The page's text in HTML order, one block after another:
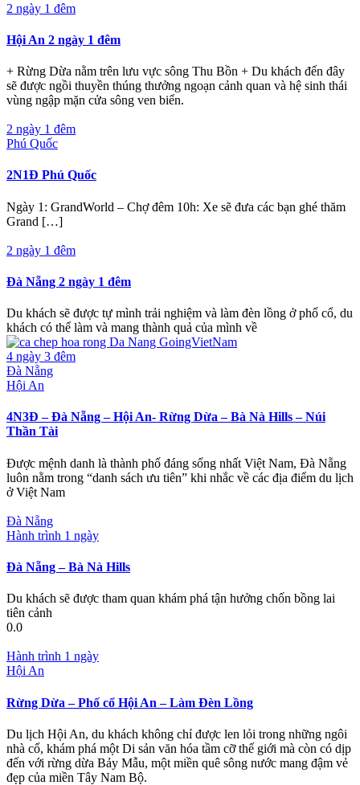
2 ngày 1 đêm
Hội An 2 ngày 1 đêm
+ Rừng Dừa nằm trên lưu vực sông Thu Bồn + Du khách đến đây
sẽ được ngồi thuyền thúng thưởng ngoạn cảnh quan và hệ sinh thái
vùng ngập mặn cửa sông ven biển.
2 ngày 1 đêm
Phú Quốc
2N1Đ Phú Quốc
Ngày 1: GrandWorld – Chợ đêm 10h: Xe sẽ đưa các bạn ghé thăm
Grand […]
2 ngày 1 đêm
Đà Nẵng 2 ngày 1 đêm
Du khách sẽ được tự mình trải nghiệm và làm đèn lồng ở phố cổ, du
khách có thể làm và mang thành quả của mình về
4 ngày 3 đêm
Đà Nẵng
Hội An
4N3Đ – Đà Nẵng – Hội An- Rừng Dừa – Bà Nà Hills – Núi
Thần Tài
Được mệnh danh là thành phố đáng sống nhất Việt Nam, Đà Nẵng
luôn nằm trong “danh sách ưu tiên” khi nhắc về các địa điểm du lịch
ở Việt Nam
Đà Nẵng
Hành trình 1 ngày
Đà Nẵng – Bà Nà Hills
Du khách sẽ được tham quan khám phá tận hưởng chốn bồng lai
tiên cảnh
0.0
Hành trình 1 ngày
Hội An
Rừng Dừa – Phố cổ Hội An – Làm Đèn Lồng
Du lịch Hội An, du khách không chỉ được len lỏi trong những ngôi
nhà cổ, khám phá một Di sản văn hóa tầm cỡ thế giới mà còn có dịp
đến với rừng dừa Bảy Mẫu, một miền quê sông nước mang đậm vẻ
đẹp của miền Tây Nam Bộ.